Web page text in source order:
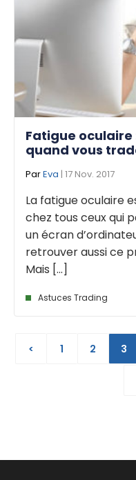
Fatigue
quand vous
ParEva | 17 Nov. 2017
La fatigue oculaire
chez tous ceux qui
un écran
retrouver aussi ce
Mais [...]
Astuces Trading
< 1 2 3